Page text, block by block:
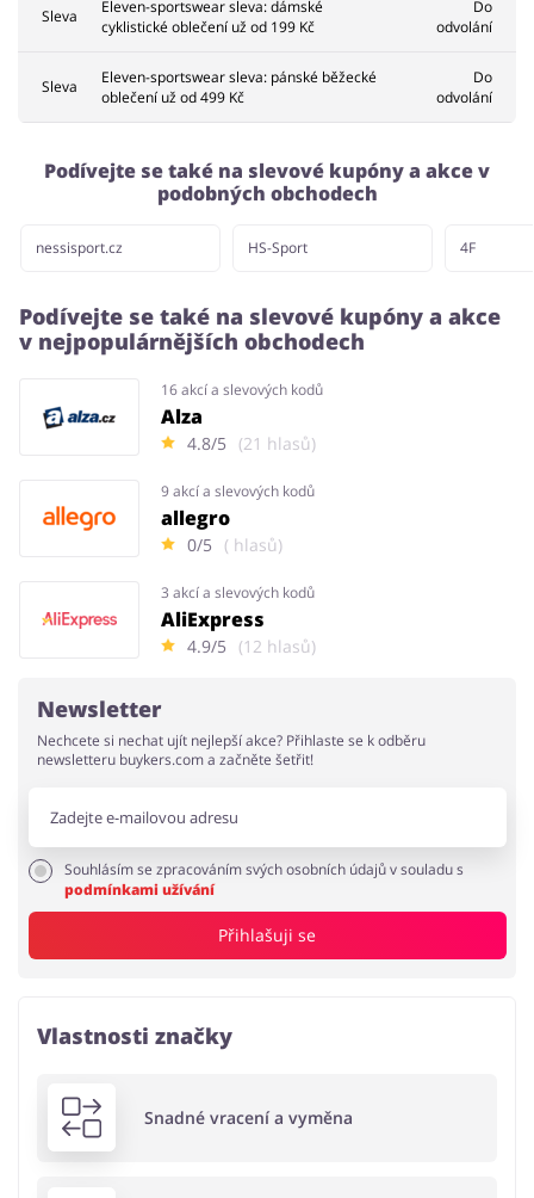
Sleva
Eleven-sportswear sleva: dámské
cyklistické oblečení už od 199 Kč
Do
odvolání
Sleva
Eleven-sportswear sleva: pánské běžecké
oblečení už od 499 Kč
Do
odvolání
Podívejte se také na slevové kupóny a akce v
podobných obchodech
nessisport.cz HS-Sport 4F
Podívejte se také na slevové kupóny a akce
v nejpopulárnějších obchodech
16 akcí a slevových kodů
Alza
4.8/5 (21 hlasů)
9 akcí a slevových kodů
allegro
0/5 ( hlasů)
3 akcí a slevových kodů
AliExpress
4.9/5 (12 hlasů)
Newsletter
Nechcete si nechat ujít nejlepší akce? Přihlaste se k odběru
newsletteru buykers.com a začněte šetřit!
Souhlásím se zpracováním svých osobních údajů v souladu s
podmínkami užívání
Přihlašuji se
Vlastnosti značky
Snadné vracení a vyměna